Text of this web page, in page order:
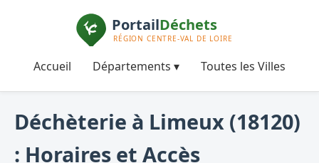
Accueil Départements ▾ Toutes les Villes
Déchèterie à Limeux (18120)
: Horaires et Accès